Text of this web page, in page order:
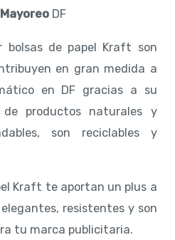
DF
bolsas de papel Kraft son
en gran medida a
en DF gracias a su
productos naturales y
son reciclables y
Kraft te aportan un plus a
resistentes y son
tu marca publicitaria.